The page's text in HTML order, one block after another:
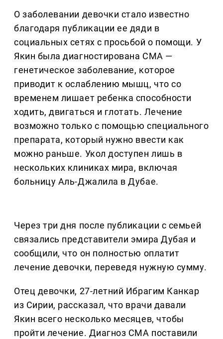
О заболевании девочки стало известно
благодаря публикации ее дяди в
социальных сетях с просьбой о помощи. У
Якин была диагностирована СМА —
генетическое заболевание, которое
приводит к ослаблению мышц, что со
временем лишает ребенка способности
ходить, двигаться и глотать. Лечение
возможно только с помощью специального
препарата, который нужно ввести как
можно раньше. Укол доступен лишь в
нескольких клиниках мира, включая
больницу Аль-Джалила в Дубае.
Через три дня после публикации с семьей
связались представители эмира Дубая и
сообщили, что он полностью оплатит
лечение девочки, переведя нужную сумму.
Отец девочки, 27-летний Ибрагим Канкар
из Сирии, рассказал, что врачи давали
Якин всего несколько месяцев, чтобы
пройти лечение. Диагноз СМА поставили